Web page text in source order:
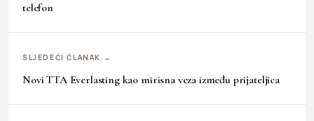
telefon
SLJEDEĆI ČLANAK →
Novi TTA Everlasting kao mirisna veza između prijateljica